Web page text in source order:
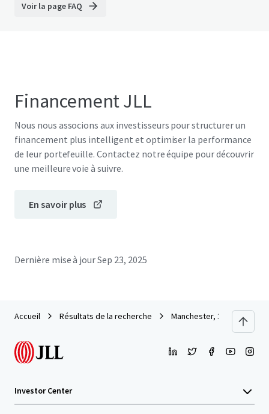
Voir la page FAQ
Financement JLL
Nous nous associons aux investisseurs pour structurer un
financement plus intelligent et optimiser la performance
de leur portefeuille. Contactez notre équipe pour découvrir
une meilleure voie à suivre.
En savoir plus
Dernière mise à jourSep 23, 2025
Accueil Résultats de la recherche Manchester, 31 Market
Investor Center